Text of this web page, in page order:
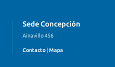
Sede Concepción
Ainavillo 456
Contacto | Mapa